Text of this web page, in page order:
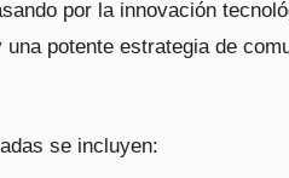
por la innovación
potente estrategia de
se incluyen: